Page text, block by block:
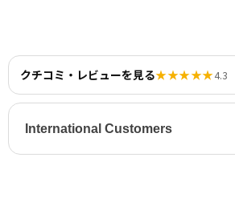
クチコミ・レビューを見る★★★★★4.3
International Customers